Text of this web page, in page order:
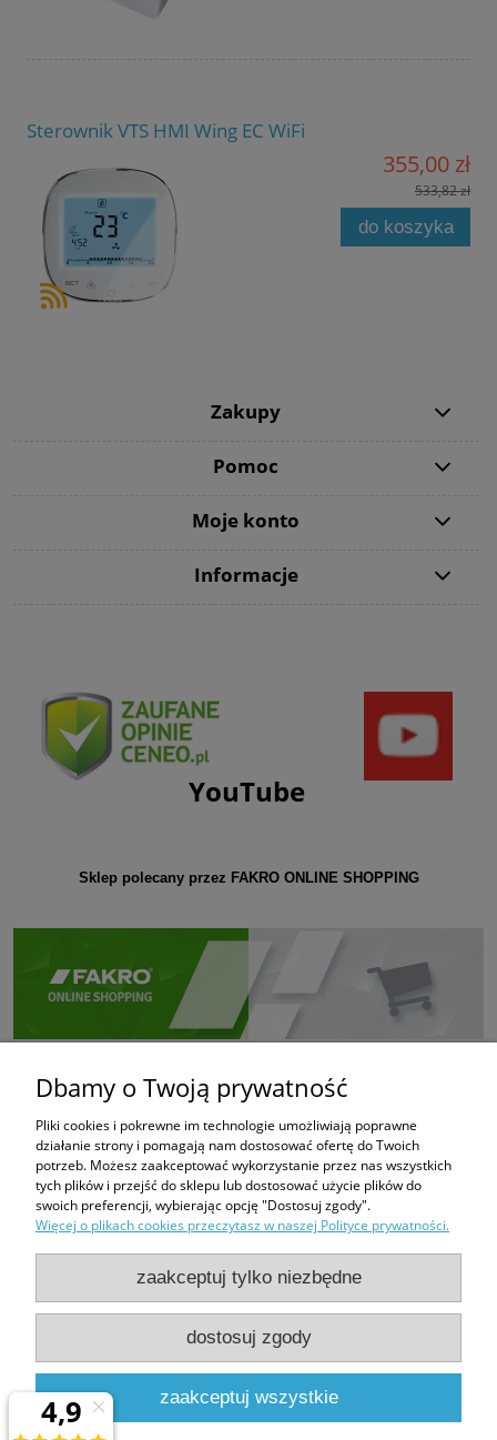
Sterownik VTS HMI Wing EC WiFi
355,00 zł
533,82 zł
do koszyka
Zakupy
Pomoc
Moje konto
Informacje
YouTube
Sklep polecany przez FAKRO ONLINE SHOPPING
PHUP FUGAZI
Bratków 6
43-100 Tychy
e-mail:
fugazi.tychy@gmail.com,biuro@e-oknadachowe.pl
tel:509-308-681
Dbamy o Twoją prywatność
Pliki cookies i pokrewne im technologie umożliwiają poprawne
działanie strony i pomagają nam dostosować ofertę do Twoich
potrzeb. Możesz zaakceptować wykorzystanie przez nas wszystkich
tych plików i przejść do sklepu lub dostosować użycie plików do
swoich preferencji, wybierając opcję "Dostosuj zgody".
Więcej o plikach cookies przeczytasz w naszej Polityce prywatności.
zaakceptuj tylko niezbędne
dostosuj zgody
zaakceptuj wszystkie